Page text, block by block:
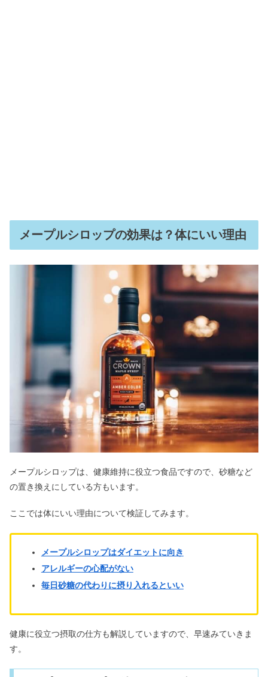
メープルシロップの効果は？体にいい理由
メープルシロップは、健康維持に役立つ食品ですので、砂糖など
の置き換えにしている方もいます。
ここでは体にいい理由について検証してみます。
メープルシロップはダイエットに向き
アレルギーの心配がない
毎日砂糖の代わりに摂り入れるといい
健康に役立つ摂取の仕方も解説していますので、早速みていきま
す。